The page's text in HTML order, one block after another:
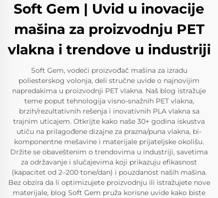
Soft Gem | Uvid u inovacije
mašina za proizvodnju PET
vlakna i trendove u industriji
Soft Gem, vodeći proizvođač mašina za izradu
poliesterskog volonja, deli stručne uvide o najnovijim
napredakima u proizvodnji PET vlakna. Naš blog istražuje
teme poput tehnologija visno-snažnih PET vlakna,
brzih/rezultativnih rešenja i inovativnih PLA vlakna sa
trajnim uticajem. Otkrijte kako naše 30+ godina iskustva
utiču na prilagođene dizajne za prazna/puna vlakna, bi-
komponentne mešavine i materijale prijateljske okolišu.
Držite se obaveštenim o trendovima u industriji, savetima
za održavanje i slučajevima koji prikazuju efikasnost
(kapacitet od 2–200 tone/dan) i pouzdanost naših mašina.
Bez obzira da li optimizujete proizvodnju ili istražujete nove
materijale, blog Soft Gem pruža korisne uvide kako biste